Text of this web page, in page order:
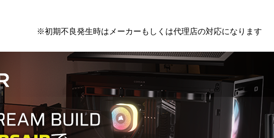
※初期不良発生時はメーカーもしくは代理店の対応になります